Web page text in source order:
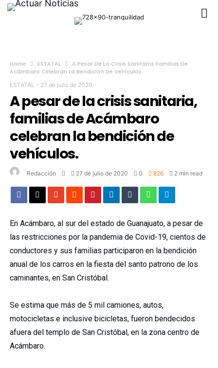
Home ESTATAL
A Pesar De La Crisis Sanitaria, Familias De
Acámbaro Celebran La Bendición De Vehículos.
ESTATAL - 27 de julio de 2020
A pesar de la crisis sanitaria,
familias de Acámbaro
celebran la bendición de
vehículos.
Redacción 27 de julio de 2020 0 826 2 min read
En Acámbaro, al sur del estado de Guanajuato, a pesar de
las restricciones por la pandemia de Covid-19, cientos de
conductores y sus familias participaron en la bendición
anual de los carros en la fiesta del santo patrono de los
caminantes, en San Cristóbal.
Se estima que más de 5 mil camiones, autos,
motocicletas e inclusive bicicletas, fueron bendecidos
afuera del templo de San Cristóbal, en la zona centro de
Acámbaro.